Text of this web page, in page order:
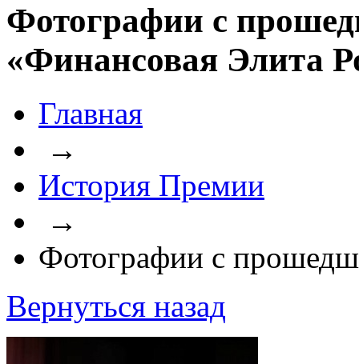
Фотографии с
«Финансовая Элита
Главная
→
История Премии
→
Фотографии с
Вернуться назад